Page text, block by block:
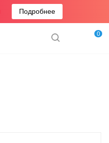
Подробнее
0